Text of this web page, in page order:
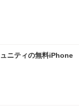
ニティの無料iPhone